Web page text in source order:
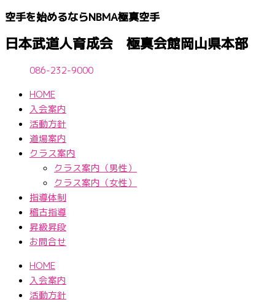
容
を
ス
空手を始めるならNBМA極真空手
日本武道人育成会 極真会館岡山県本部
086-232-9000
HOME
入会案内
活動方針
道場案内
クラス案内
クラス案内（男性）
クラス案内（女性）
指導体制
稽古指導
昇級昇段
お問合せ
HOME
入会案内
活動方針